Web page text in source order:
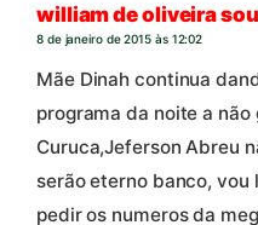
william de oliveira
8 de janeiro de 2015 às 12:02
Mãe Dinah continua
programa da noite a
Curuca,Jeferson Abreu
serão eterno banco, vou
pedir os numeros da